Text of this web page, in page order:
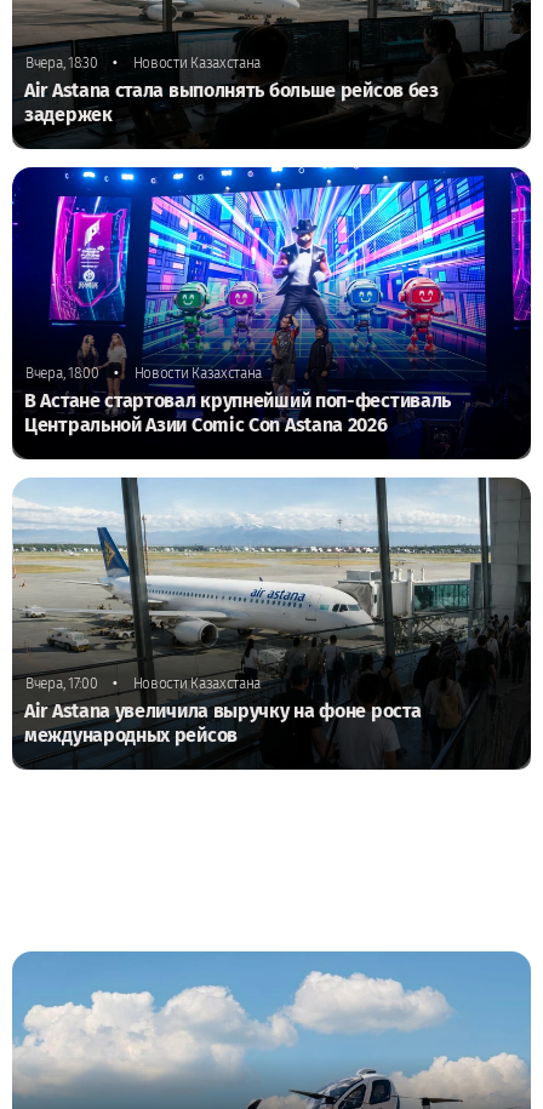
Вчера, 18:30 • Новости Казахстана
Air Astana стала выполнять больше рейсов без
задержек
Вчера, 18:00 • Новости Казахстана
В Астане стартовал крупнейший поп-фестиваль
Центральной Азии Comic Con Astana 2026
Вчера, 17:00 • Новости Казахстана
Air Astana увеличила выручку на фоне роста
международных рейсов